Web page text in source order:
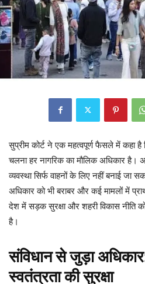
सुप्रीम कोर्ट ने एक महत्वपूर्ण फैसले में कहा
चलना हर नागरिक का मौलिक अधिकार
व्यवस्था सिर्फ वाहनों के लिए नहीं बनाई जा
अधिकार को भी बराबर और कई मामलों में
देश में सड़क सुरक्षा और शहरी विकास नीति
है।
संविधान से जुड़ा
स्वतंत्रता की सुरक्षा